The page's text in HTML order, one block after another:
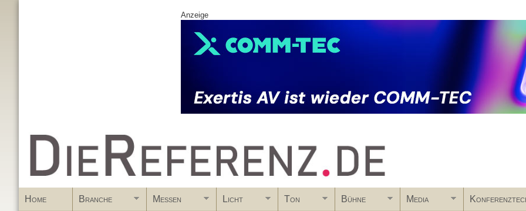
Anzeige
www.DieReferenz.de
Home Branche Messen Licht Ton Bühne Media